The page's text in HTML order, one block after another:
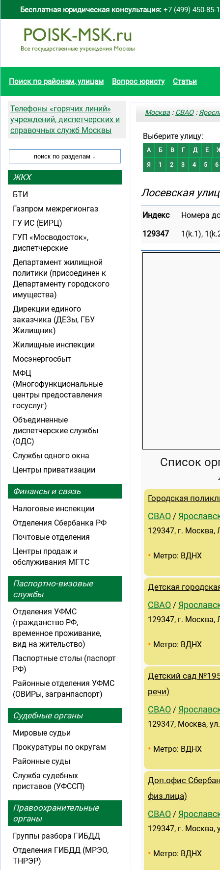
Бесплатная юридическая консультация: +7 (499) 450-85-
Поиск по районам, улицам Вопрос юристу Статьи
Москва :СВАО:
Выберите улицу:
А Б В Г Д Е
Я 1 2 3 4 5 6
Лосевская
Индекс
Номера
129347
1(k.1),
Список
Городская
СВАО /
129347, г. Москва,
• Метро: ВДНХ
Детская
СВАО /
129347, г. Москва,
• Метро: ВДНХ
Детский сад
речи)
СВАО /
129347, Москва,
• Метро: ВДНХ
Доп.офис
физ.лица)
СВАО /
129347, г. Москва,
• Метро: ВДНХ
Телефоны «горячих линий»
учреждений, диспетчерских и
справочных служб Москвы
ЖКХ
БТИ
Газпром межрегионгаз
ГУ ИС (ЕИРЦ)
ГУП «Мосводосток»,
диспетчерские
Департамент жилищной
политики (присоединен к
Департаменту городского
имущества)
Дирекции единого
заказчика (ДЕЗы, ГБУ
Жилищник)
Жилищные инспекции
Мосэнергосбыт
МФЦ
(Многофункциональные
центры предоставления
госуслуг)
Объединенные
диспетчерские службы
(ОДС)
Службы одного окна
Центры приватизации
Финансы и связь
Налоговые инспекции
Отделения Сбербанка РФ
Почтовые отделения
Центры продаж и
обслуживания МГТС
Паспортно-визовые
службы
Отделения УФМС
(гражданство РФ,
временное проживание,
вид на жительство)
Паспортные столы (паспорт
РФ)
Районные отделения УФМС
(ОВИРы, загранпаспорт)
Судебные органы
Мировые судьи
Прокуратуры по округам
Районные суды
Служба судебных
приставов (УФССП)
Правоохранительные
органы
Группы разбора ГИБДД
Отделения ГИБДД (МРЭО,
ТНРЭР)